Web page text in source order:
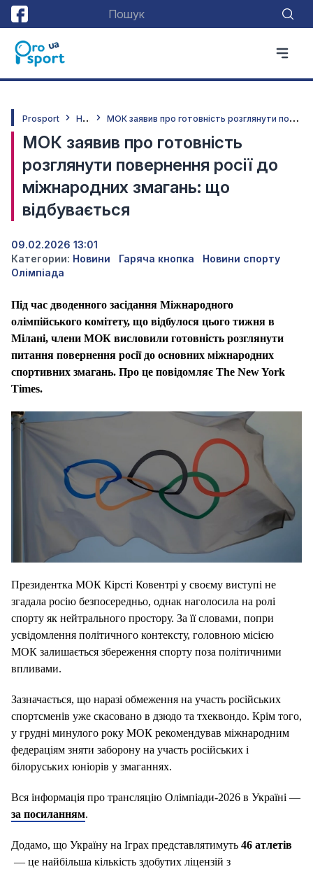
Prosport Н
овини М
ОК заявив про готовність розглянути повернення росії до міжнародних змагань: що відбувається
МОК заявив про готовність
розглянути повернення росії до
міжнародних змагань: що
відбувається
09.02.2026 13:01
Категории: Новини Гаряча кнопка
Новини спорту
Олімпіада
Під час дводенного засідання Міжнародного
олімпійського комітету, що відбулося цього тижня в
Мілані, члени МОК висловили готовність розглянути
питання повернення росії до основних міжнародних
спортивних змагань. Про це повідомляє The New York
Times.
Президентка МОК Кірсті Ковентрі у своєму виступі не
згадала росію безпосередньо, однак наголосила на ролі
спорту як нейтрального простору. За її словами, попри
усвідомлення політичного контексту, головною місією
МОК залишається збереження спорту поза політичними
впливами.
Зазначається, що наразі обмеження на участь російських
спортсменів уже скасовано в дзюдо та тхеквондо. Крім того,
у грудні минулого року МОК рекомендував міжнародним
федераціям зняти заборону на участь російських і
білоруських юніорів у змаганнях.
Вся інформація про трансляцію Олімпіади-2026 в Україні —
за посиланням.
Додамо, що Україну на Іграх представлятимуть 46 атлетів
— це найбільша кількість здобутих ліцензій з